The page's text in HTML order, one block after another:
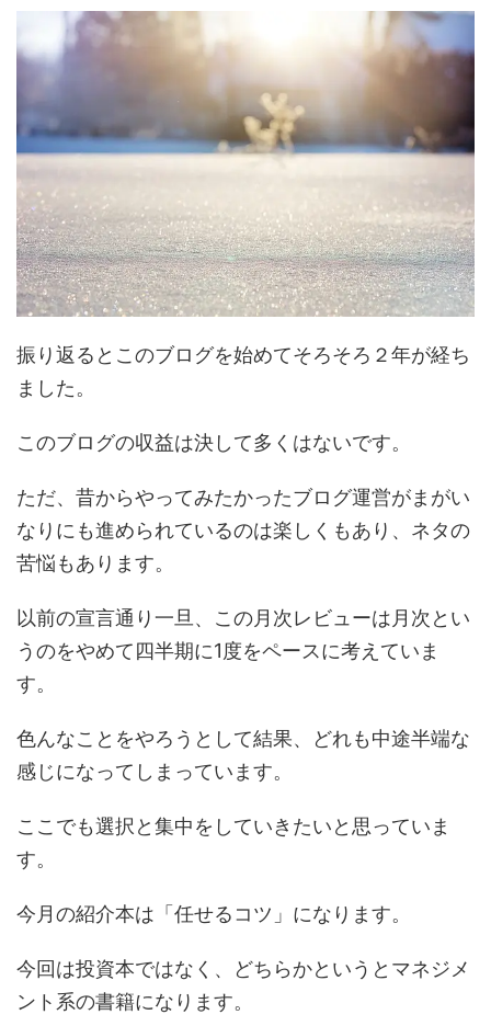
振り返るとこのブログを始めてそろそろ２年が経ち
ました。
このブログの収益は決して多くはないです。
ただ、昔からやってみたかったブログ運営がまがい
なりにも進められているのは楽しくもあり、ネタの
苦悩もあります。
以前の宣言通り一旦、この月次レビューは月次とい
うのをやめて四半期に1度をペースに考えていま
す。
色んなことをやろうとして結果、どれも中途半端な
感じになってしまっています。
ここでも選択と集中をしていきたいと思っていま
す。
今月の紹介本は「任せるコツ」になります。
今回は投資本ではなく、どちらかというとマネジメ
ント系の書籍になります。